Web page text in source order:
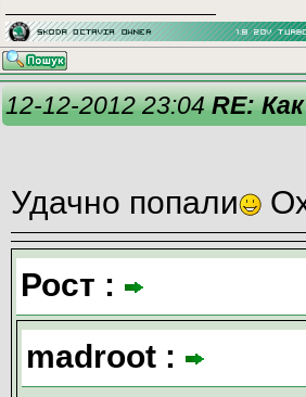
12-12-2012 23:04RE:
Удачно попали
Рост :
madroot :